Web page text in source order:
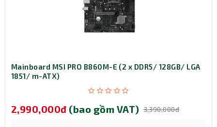
Mặt hông bằng kính cường lực cao cấp cho phép bạn
khoe trọn bộ linh kiện bên trong, đặc biệt là khi kết hợp
cùng quạt tản nhiệt ARGB hoặc tản nhiệt nước. Đây là
Cổng kết nối đầy đủ – Có cả cổng Type-C
tiện lợi
Trên panel trước, case Gamdias AURA GC9M hỗ trợ đầy
1 x USB Type-C tốc độ cao
Mainboard MSI PRO B860M-E (2 x DDR5/ 128GB/ LGA
1851/ m-ATX)
2,990,000đ (bao gồm VAT) 3,390,000đ